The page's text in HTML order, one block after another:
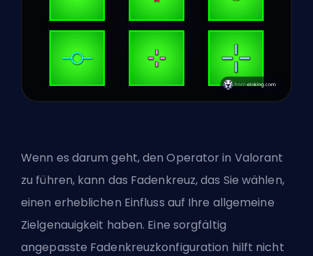
Wenn es darum geht, den Operator in Valorant
zu führen, kann das Fadenkreuz, das Sie wählen,
einen erheblichen Einfluss auf Ihre allgemeine
Zielgenauigkeit haben. Eine sorgfältig
angepasste Fadenkreuzkonfiguration hilft nicht